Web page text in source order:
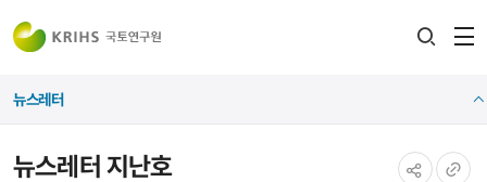
뉴스레터 지난호
뉴스레터